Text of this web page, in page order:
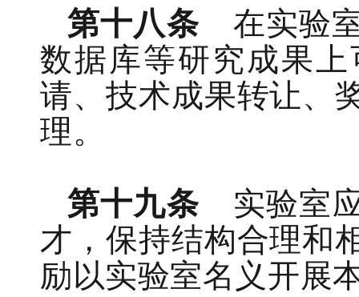
第十八条
在实验
数据库等研究成果上
请、技术成果转让、
理。
第十九条
实验室
才 ，保持结构合理和
励以实验室名义开展